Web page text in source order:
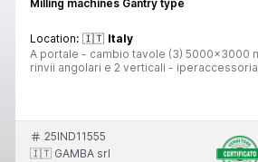
Milling machines Gantry type
Location: 🇮🇹 Italy
A portale - cambio tavole (3) 5000x3000 mm - capacità 7500x4000x1500 mm - CNC Siemens -
rinvii angolari e 2 verticali -
25IND11555
🇮🇹 GAMBA srl